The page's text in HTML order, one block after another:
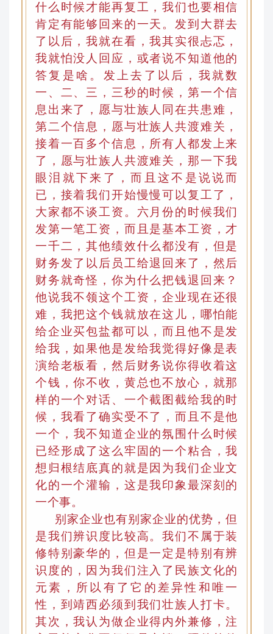
什么时候才能再复工，我们也要相信
肯定有能够回来的一天。发到大群去
了以后，我就在看 ，我其实很忐忑，
我就怕没人回应，或者说不知道他的
答复是啥。发上去了以后，我就数
一、二、三 ， 三秒的时候，第一个信
息出来了，愿与壮族人同在共患难 ，
第二个信息 ， 愿与壮族人共渡难关 ，
接着一百多个信息 ， 所有人都发上来
了，愿与壮族人共渡难关 ， 那一下我
眼泪就下来了
，而且这不是说说而
已，接着我们开始慢慢可以复工了 ，
大家都不谈工资 。 六月份的时候我们
发第一笔工资，而且是基本工资 ， 才
一千二，其他绩效什么都没有 ，但是
财务发了以后员工给退回来了，然后
财务就奇怪 ， 你为什么把钱退回来？
他说我不领这个工资，企业现在还很
难，我把这个钱就放在这儿，哪怕能
给企业买包盐都可以 ，而且他不是发
给我，如果他是发给我觉得好像是表
演给老板看，然后财务说你得收着这
个钱，你不收，黄总也不放心 ， 就那
样的一个对话、一个截图截给我的时
候，我看了确实受不了，而且不是他
一个 ， 我不知道企业的氛围什么时候
已经形成了这么牢固的一个粘合，我
想归根结底真的就是因为我们企业文
化的一个灌输 ， 这是我印象最深刻的
一个事。
别家企业也有别家企业的优势，但
是我们辨识度比较高。我们不属于装
修特别豪华的，但是一定是特别有辨
识度的 ， 因为我们注入了民族文化的
元素，所以有了它的差异性和唯一
性，到靖西必须到我们壮族人打卡。
其次，我认为做企业得内外兼修 ，注